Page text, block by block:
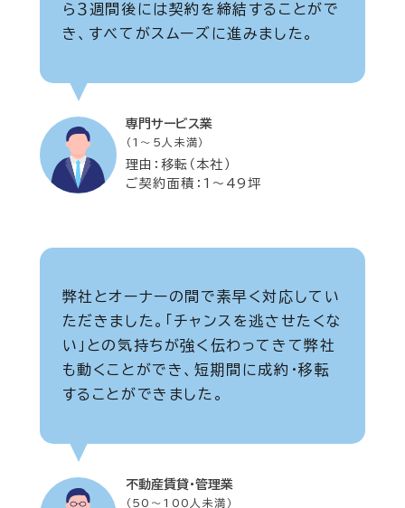
ら３週間後には契約を締結することがで
き、すべてがスムーズに進みました。
専門サービス業
（1～5人未満）
理由：移転（本社）
ご契約面積：1～49坪
弊社とオーナーの間で素早く対応してい
ただきました。「チャンスを逃させたくな
い」との気持ちが強く伝わってきて弊社
も動くことができ、短期間に成約・移転
することができました。
不動産賃貸・管理業
（50～100人未満）